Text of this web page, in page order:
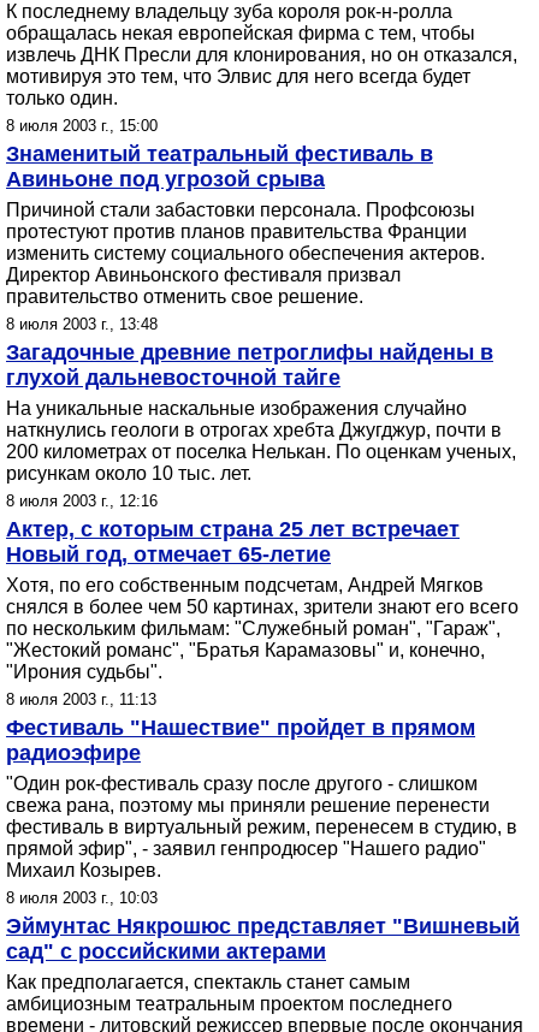
К последнему владельцу зуба короля рок-н-ролла
обращалась некая европейская фирма с тем, чтобы
извлечь ДНК Пресли для клонирования, но он отказался,
мотивируя это тем, что Элвис для него всегда будет
только один.
8 июля 2003 г., 15:00
Знаменитый театральный фестиваль в
Авиньоне под угрозой срыва
Причиной стали забастовки персонала. Профсоюзы
протестуют против планов правительства Франции
изменить систему социального обеспечения актеров.
Директор Авиньонского фестиваля призвал
правительство отменить свое решение.
8 июля 2003 г., 13:48
Загадочные древние петроглифы найдены в
глухой дальневосточной тайге
На уникальные наскальные изображения случайно
наткнулись геологи в отрогах хребта Джугджур, почти в
200 километрах от поселка Нелькан. По оценкам ученых,
рисункам около 10 тыс. лет.
8 июля 2003 г., 12:16
Актер, с которым страна 25 лет встречает
Новый год, отмечает 65-летие
Хотя, по его собственным подсчетам, Андрей Мягков
снялся в более чем 50 картинах, зрители знают его всего
по нескольким фильмам: "Служебный роман", "Гараж",
"Жестокий романс", "Братья Карамазовы" и, конечно,
"Ирония судьбы".
8 июля 2003 г., 11:13
Фестиваль "Нашествие" пройдет в прямом
радиоэфире
"Один рок-фестиваль сразу после другого - слишком
свежа рана, поэтому мы приняли решение перенести
фестиваль в виртуальный режим, перенесем в студию, в
прямой эфир", - заявил генпродюсер "Нашего радио"
Михаил Козырев.
8 июля 2003 г., 10:03
Эймунтас Някрошюс представляет "Вишневый
сад" с российскими актерами
Как предполагается, спектакль станет самым
амбициозным театральным проектом последнего
времени - литовский режиссер впервые после окончания